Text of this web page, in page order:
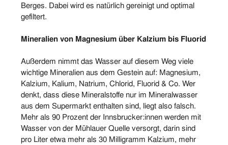
Berges. Dabei wird es natürlich gereinigt und optimal
gefiltert.
Mineralien von Magnesium über Kalzium bis Fluorid
Außerdem nimmt das Wasser auf diesem Weg viele
wichtige Mineralien aus dem Gestein auf: Magnesium,
Kalzium, Kalium, Natrium, Chlorid, Fluorid & Co. Wer
denkt, dass diese Mineralstoffe nur im Mineralwasser
aus dem Supermarkt enthalten sind, liegt also falsch.
Mehr als 90 Prozent der Innsbrucker:innen werden mit
Wasser von der Mühlauer Quelle versorgt, darin sind
pro Liter etwa mehr als 30 Milligramm Kalzium, mehr